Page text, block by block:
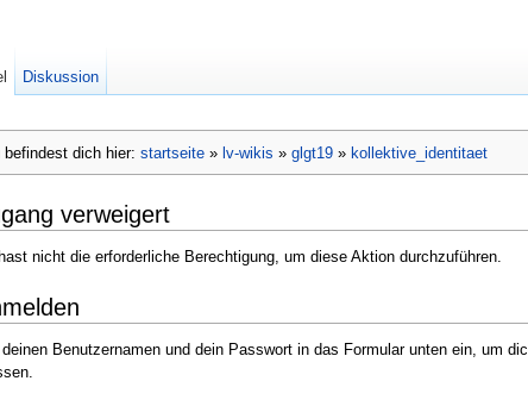
befindest dich hier: startseite » lv-wikis » glgt19 » kollektive_identitaet
verweigert
nicht die erforderliche Berechtigung, um diese Aktion durchzuführen.
Benutzernamen und dein Passwort in das Formular unten ein, um
Diskussion